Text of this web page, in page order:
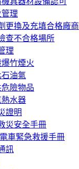
管理
更換及充填合格廠商
查不合格場所
理
竹煙火
石油氣
險物品
水器
證明
災安全手冊
車緊急救援手冊
訊